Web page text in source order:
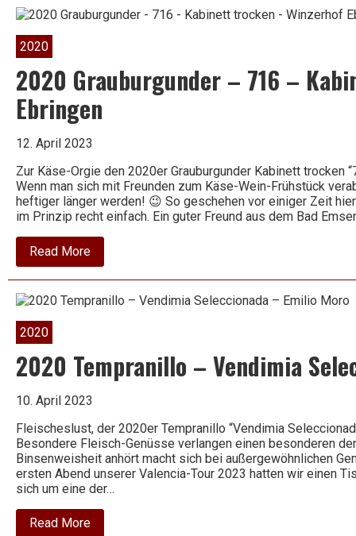
Toro
la
Monia
2020
2020 Grauburgunder – 716 –
Ebringen
12. April 2023
Zur Käse-Orgie den 2020er Grauburgunder Kabinett trocken
Wenn man sich mit Freunden zum Käse-Wein-Frühstück
heftiger länger werden! 😉 So geschehen vor einiger Zeit
im Prinzip recht einfach. Ein guter Freund aus dem Bad
Read Moreabout
2020
Grauburgunder
716
Winzerhof
Ebringen
2020
2020 Tempranillo – Vendimia
10. April 2023
Fleischeslust, der 2020er Tempranillo “Vendimia
Besondere Fleisch-Genüsse verlangen einen besonderen
Binsenweisheit anhört macht sich bei außergewöhnlichen
ersten Abend unserer Valencia-Tour 2023 hatten wir einen
sich um eine der…
Read Moreabout